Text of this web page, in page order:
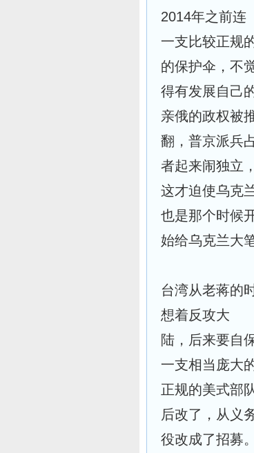
2014年之前连
一支比较正规
的保护伞，不
得有发展自己
亲俄的政权被
翻，普京派兵
者起来闹独立，
这才迫使乌克
也是那个时候
始给乌克兰大
台湾从老蒋的
想着反攻大
陆，后来要自
一支相当庞大
正规的美式部
后改了，从义
役改成了招募